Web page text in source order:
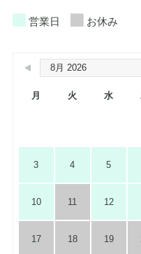
営業日 お休み
月 火 水
3 4 5
10 11 12
17 18 19